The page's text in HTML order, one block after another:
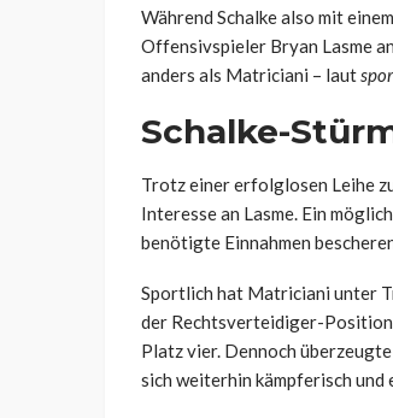
Während Schalke also mit
Offensivspieler Bryan Lasme
anders als Matriciani – laut
Schalke-
Trotz einer erfolglosen Leihe
Interesse an Lasme. Ein
benötigte Einnahmen
Sportlich hat Matriciani unter
der Rechtsverteidiger-Position
Platz vier. Dennoch
sich weiterhin kämpferisch und